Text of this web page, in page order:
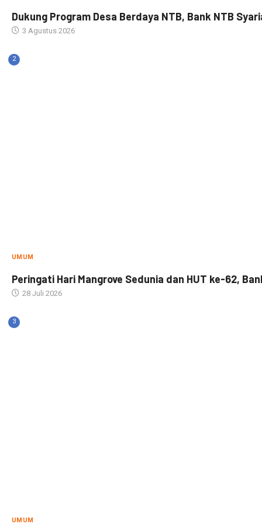
Dukung Program Desa Berdaya NTB, Bank NTB
3 Agustus 2026
2
UMUM
Peringati Hari Mangrove Sedunia dan HUT ke-62,
28 Juli 2026
3
UMUM